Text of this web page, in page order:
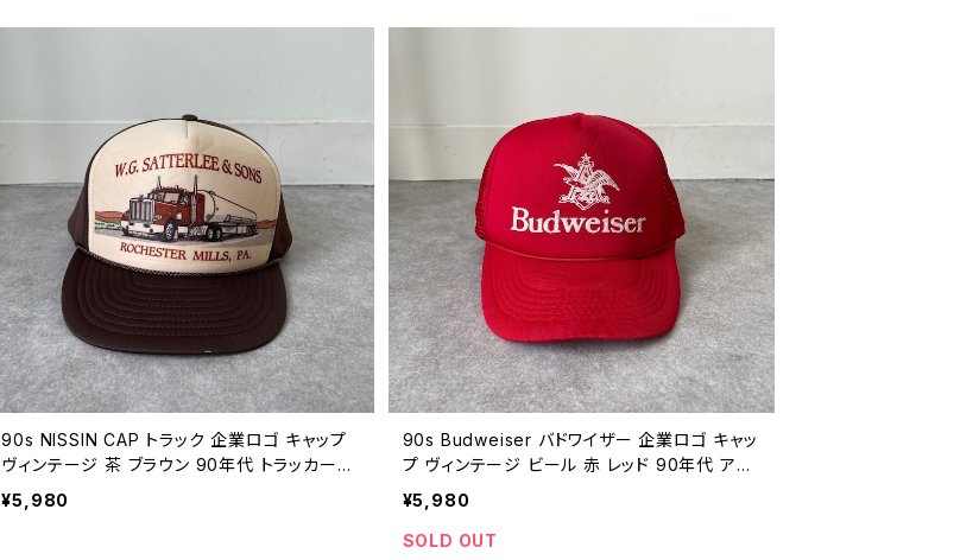
90s NISSIN CAP トラック 企業ロゴ キャップ
ヴィンテージ 茶 ブラウン 90年代 トラッカーキ
ャップ ビンテージ 26041006
¥5,980
90s Budweiser バドワイザー 企業ロゴ キャッ
プ ヴィンテージ ビール 赤 レッド 90年代 アメ
カジ ビンテージ トラッカーキャップ メッシュキ
ャップ 26041005
¥5,980
SOLD OUT